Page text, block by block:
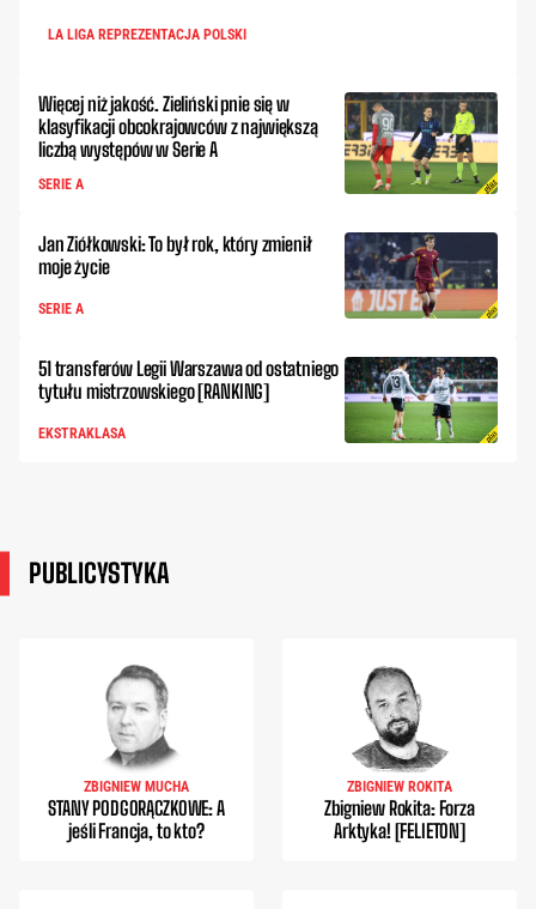
LA LIGA REPREZENTACJA POLSKI
Więcej niż jakość. Zieliński pnie się w
klasyfikacji obcokrajowców z największą
liczbą występów w Serie A
SERIE A
Jan Ziółkowski: To był rok, który zmienił
moje życie
SERIE A
51 transferów Legii Warszawa od ostatniego
tytułu mistrzowskiego [RANKING]
EKSTRAKLASA
PUBLICYSTYKA
ZBIGNIEW MUCHA
STANY PODGORĄCZKOWE: A
jeśli Francja, to kto?
ZBIGNIEW ROKITA
Zbigniew Rokita: Forza
Arktyka! [FELIETON]